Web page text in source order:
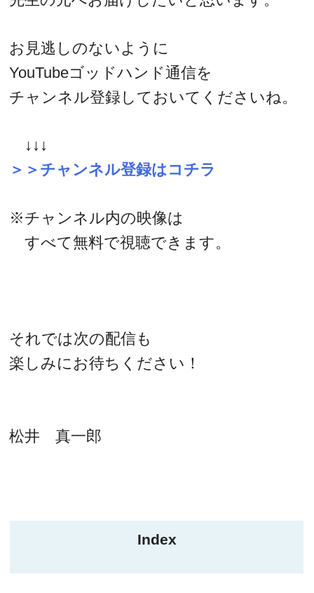
お見逃しのないように
YouTubeゴッドハンド通信を
チャンネル登録しておいてくださいね。
↓↓↓
＞＞チャンネル登録はコチラ
※チャンネル内の映像は
すべて無料で視聴できます。
それでは次の配信も
楽しみにお待ちください！
松井 真一郎
Index